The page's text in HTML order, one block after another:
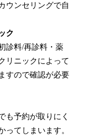
ウンセリングで自
ク
診料/再診料・薬
リニックによって
すので確認が必要
も予約が取りにく
ってしまいます。